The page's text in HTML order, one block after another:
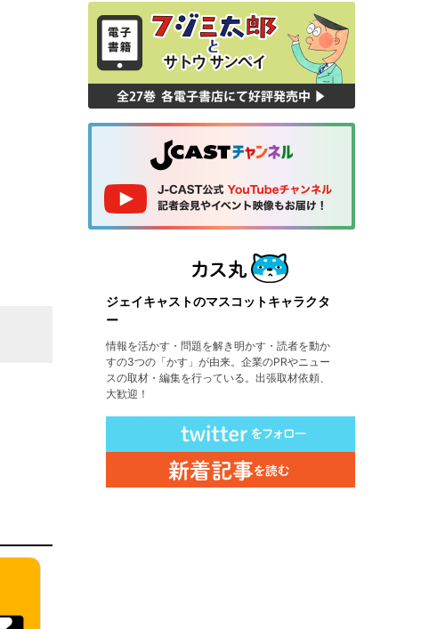
ジェイキャストのマスコットキャラクタ
ー
情報を活かす・問題を解き明かす・読者を動か
すの3つの「かす」が由来。企業のPRやニュー
スの取材・編集を行っている。出張取材依頼、
大歓迎！